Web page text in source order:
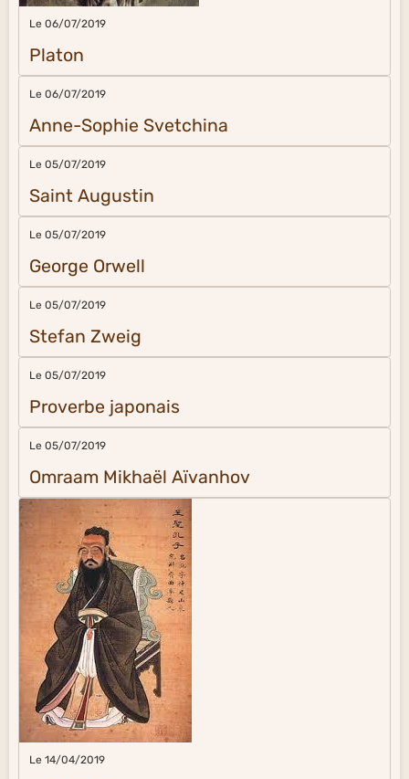
Le 06/07/2019
Platon
Le 06/07/2019
Anne-Sophie Svetchina
Le 05/07/2019
Saint Augustin
Le 05/07/2019
George Orwell
Le 05/07/2019
Stefan Zweig
Le 05/07/2019
Proverbe japonais
Le 05/07/2019
Omraam Mikhaël Aïvanhov
Le 14/04/2019